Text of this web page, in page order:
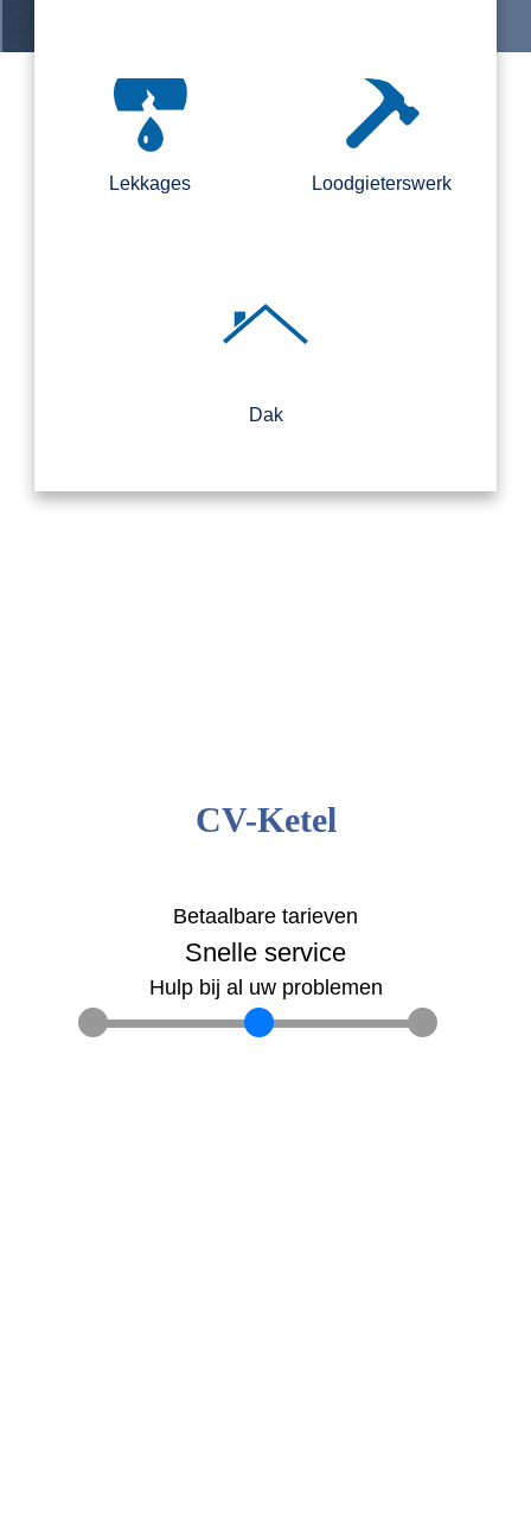
Lekkages Loodgieterswerk
Dak
CV-Ketel
Betaalbare tarieven
Snelle service
Hulp bij al uw problemen